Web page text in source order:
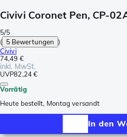
Civivi Coronet Pen, CP-
5/5
( 5 Bewertungen )
Civivi
74,49 €
inkl. MwSt.
UVP82,24 €
Vorrätig
Heute bestellt, Montag versandt
In den